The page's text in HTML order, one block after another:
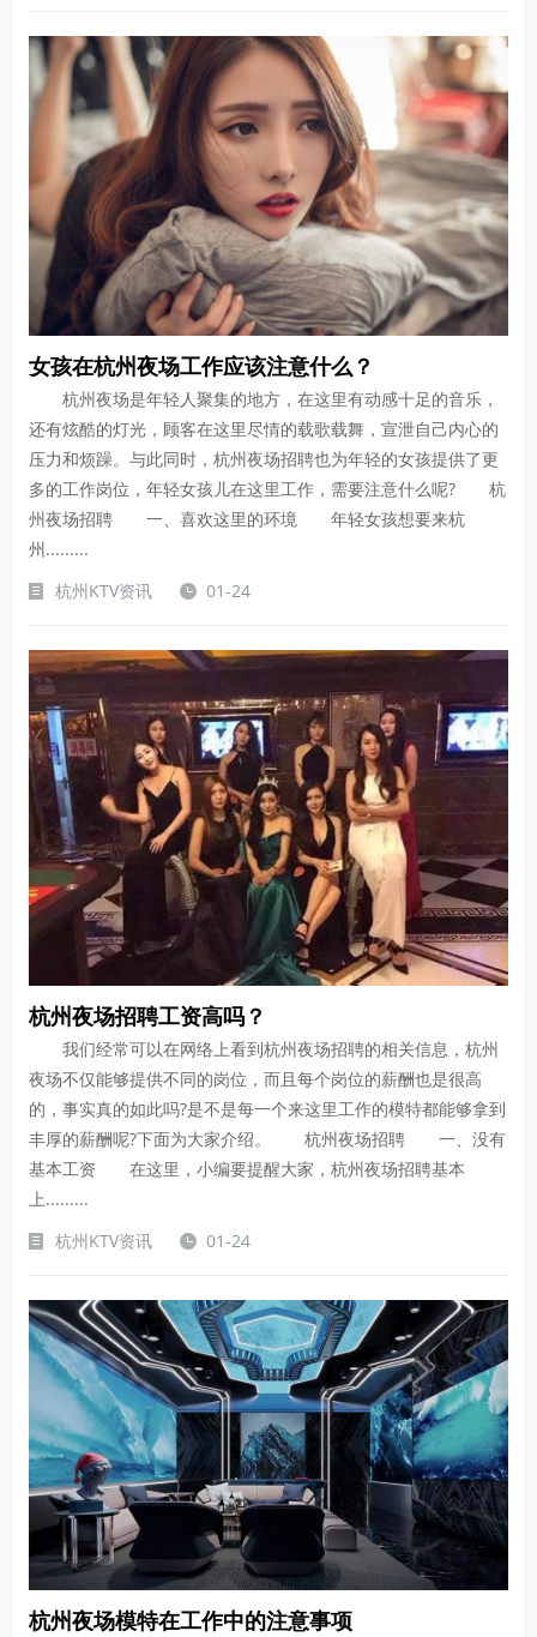
女孩在杭州夜场工作应该注意什么？
杭州夜场是年轻人聚集的地方，在这里有动感十足的音乐，
还有炫酷的灯光，顾客在这里尽情的载歌载舞，宣泄自己内心的
压力和烦躁。与此同时，杭州夜场招聘也为年轻的女孩提供了更
多的工作岗位，年轻女孩儿在这里工作，需要注意什么呢? 杭
州夜场招聘 一、喜欢这里的环境 年轻女孩想要来杭
州.........
杭州KTV资讯
01-24
杭州夜场招聘工资高吗？
我们经常可以在网络上看到杭州夜场招聘的相关信息，杭州
夜场不仅能够提供不同的岗位，而且每个岗位的薪酬也是很高
的，事实真的如此吗?是不是每一个来这里工作的模特都能够拿到
丰厚的薪酬呢?下面为大家介绍。 杭州夜场招聘 一、没有
基本工资 在这里，小编要提醒大家，杭州夜场招聘基本
上.........
杭州KTV资讯
01-24
杭州夜场模特在工作中的注意事项